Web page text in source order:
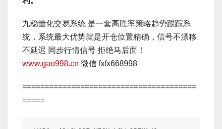
九稳量化交易系统 是一套高胜率策略趋势跟踪系
统，系统最大优势就是开仓位置精确，信号不漂移
不延迟 同步行情信号 拒绝马后面！
www.gao998.cn 微信 fxfx668998
=======================================
=====